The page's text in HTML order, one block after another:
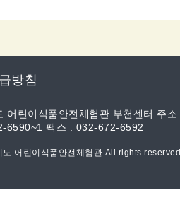
방침
어린이식품안전체험관 부천센터 주
6590~1 팩스 : 032-672-6592
어린이식품안전체험관 All rights